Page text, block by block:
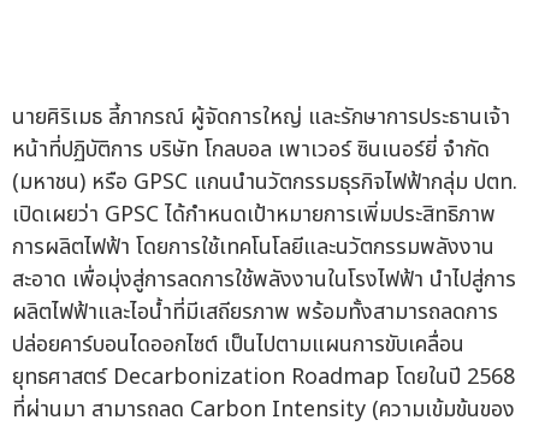
นายศิริเมธ ลี้ภากรณ์ ผู้จัดการใหญ่ และรักษาการประธานเจ้า
หน้าที่ปฏิบัติการ บริษัท โกลบอล เพาเวอร์ ซินเนอร์ยี่ จำกัด
(มหาชน) หรือ GPSC แกนนำนวัตกรรมธุรกิจไฟฟ้ากลุ่ม ปตท.
เปิดเผยว่า GPSC ได้กำหนดเป้าหมายการเพิ่มประสิทธิภาพ
การผลิตไฟฟ้า โดยการใช้เทคโนโลยีและนวัตกรรมพลังงาน
สะอาด เพื่อมุ่งสู่การลดการใช้พลังงานในโรงไฟฟ้า นำไปสู่การ
ผลิตไฟฟ้าและไอน้ำที่มีเสถียรภาพ พร้อมทั้งสามารถลดการ
ปล่อยคาร์บอนไดออกไซต์ เป็นไปตามแผนการขับเคลื่อน
ยุทธศาสตร์ Decarbonization Roadmap โดยในปี 2568
ที่ผ่านมา สามารถลด Carbon Intensity (ความเข้มข้นของ